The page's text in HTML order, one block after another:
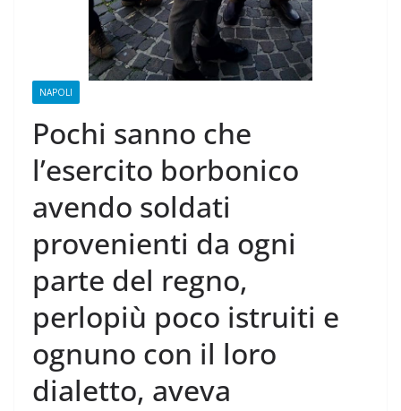
NAPOLI
Pochi sanno che
l’esercito borbonico
avendo soldati
provenienti da ogni
parte del regno,
perlopiù poco istruiti e
ognuno con il loro
dialetto, aveva